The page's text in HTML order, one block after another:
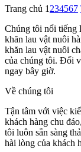
Trang chủ 1 234567
Chúng tôi nổi tiếng
khăn lau vật nuôi
khăn lau vật nuôi
của chúng tôi. Đối
ngay bây giờ.
Về chúng tôi
Tận tâm với việc
khách hàng chu
tôi luôn sẵn sàng
hài lòng của khách